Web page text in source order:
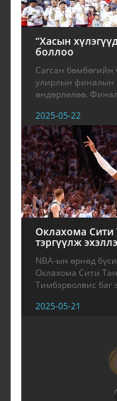
“Хасын
боллоо
Сагсан бөмбөгийн
улирлын финалын
өндөрлөлөө.
2025-05-22
Оклахома Сити
тэргүүлж
NBA-ын өрнөд
Оклахома Сити
Тимбэрволвис баг
2025-05-21